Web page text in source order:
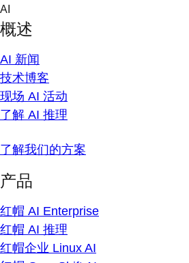
Skip
content
AI
概述
AI 新闻
技术博客
现场 AI 活动
了解 AI 推理
了解我们的方案
产品
红帽 AI Enterprise
红帽 AI 推理
红帽企业 Linux AI